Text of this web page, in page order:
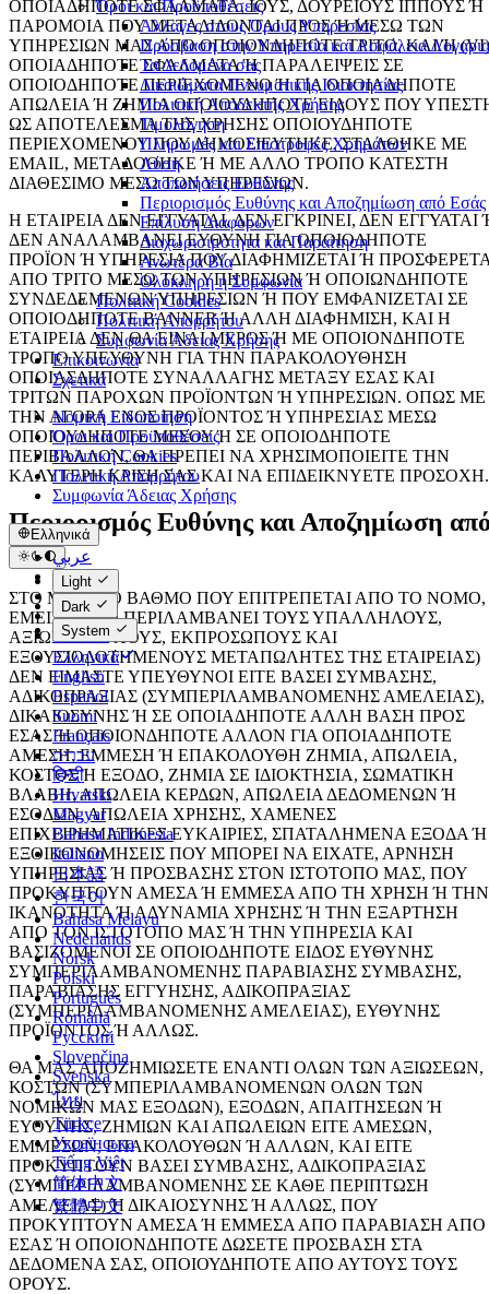
Όροι και Προϋποθέσεις
Αλλαγές στους Όρους Υπηρεσίας
Πρόσβαση στην Υπηρεσία και Ασφάλεια
Τα Δεδομένα σας
Δικαιώματα Πνευματικής Ιδιοκτησίας
Πολιτική Αποδεκτής Χρήσης
Τιμολόγηση
Πληρωμές και Επιστροφές Χρημάτων
Λύση
Αποποιήσεις Ευθύνης
Περιορισμός Ευθύνης και Αποζημίωση από Εσάς
Επίλυση Διαφορών
Διαχωρισιμότητα και Παραίτηση
Ανωτέρα Βία
Ολόκληρη η Συμφωνία
Πολιτική Cookies
Πολιτική Απορρήτου
Συμφωνία Άδειας Χρήσης
Επικοινωνία
Σχετικά
Νομική Ειδοποίηση
Όροι και Προϋποθέσεις
Πολιτική Cookies
Πολιτική Απορρήτου
Συμφωνία Άδειας Χρήσης
Ελληνικά
عربي
Català
Čeština
Dansk
Deutsch
Ελληνικά
English
Español
Suomi
Français
עברית
हिन्दी
Hrvatski
Magyar
Bahasa Indonesia
Italiano
日本語
한국어
Bahasa Melayu
Nederlands
Norsk
Polski
Português
Română
Русский
Slovenčina
Svenska
ไทย
Türkçe
Українська
Tiếng Việt
简体中文
繁體中文
Light
Dark
System
ΟΠΟΙΑΔΗΠΟΤΕ ΣΦΑΛΜΑΤΑ, ΙΟΥΣ, ΔΟΥΡΕΙΟΥΣ ΙΠΠΟΥΣ Ή
ΠΑΡΟΜΟΙΑ ΠΟΥ ΜΕΤΑΔΙΔΟΝΤΑΙ ΠΡΟΣ Ή ΜΕΣΩ ΤΩΝ
ΥΠΗΡΕΣΙΩΝ ΜΑΣ ΑΠΟ ΟΠΟΙΟΝΔΗΠΟΤΕ ΤΡΙΤΟ, ΚΑΙ/Ή (VI)
ΟΠΟΙΑΔΗΠΟΤΕ ΣΦΑΛΜΑΤΑ Ή ΠΑΡΑΛΕΙΨΕΙΣ ΣΕ
ΟΠΟΙΟΔΗΠΟΤΕ ΠΕΡΙΕΧΟΜΕΝΟ Ή ΓΙΑ ΟΠΟΙΑΔΗΠΟΤΕ
ΑΠΩΛΕΙΑ Ή ΖΗΜΙΑ ΟΠΟΙΟΥΔΗΠΟΤΕ ΕΙΔΟΥΣ ΠΟΥ
ΩΣ ΑΠΟΤΕΛΕΣΜΑ ΤΗΣ ΧΡΗΣΗΣ ΟΠΟΙΟΥΔΗΠΟΤΕ
ΠΕΡΙΕΧΟΜΕΝΟΥ ΠΟΥ ΔΗΜΟΣΙΕΥΤΗΚΕ, ΣΤΑΛΘΗΚΕ ΜΕ
EMAIL, ΜΕΤΑΔΟΘΗΚΕ Ή ΜΕ ΑΛΛΟ ΤΡΟΠΟ ΚΑΤΕΣΤΗ
ΔΙΑΘΕΣΙΜΟ ΜΕΣΩ ΤΩΝ ΥΠΗΡΕΣΙΩΝ.
Η ΕΤΑΙΡΕΙΑ ΔΕΝ ΕΓΓΥΑΤΑΙ, ΔΕΝ ΕΓΚΡΙΝΕΙ, ΔΕΝ ΕΓΓΥΑΤΑΙ
ΔΕΝ ΑΝΑΛΑΜΒΑΝΕΙ ΕΥΘΥΝΗ ΓΙΑ ΟΠΟΙΟΔΗΠΟΤΕ
ΠΡΟΪΟΝ Ή ΥΠΗΡΕΣΙΑ ΠΟΥ ΔΙΑΦΗΜΙΖΕΤΑΙ Ή
ΑΠΟ ΤΡΙΤΟ ΜΕΣΩ ΤΩΝ ΥΠΗΡΕΣΙΩΝ Ή ΟΠΟΙΩΝΔΗΠΟΤΕ
ΣΥΝΔΕΔΕΜΕΝΩΝ ΥΠΗΡΕΣΙΩΝ Ή ΠΟΥ ΕΜΦΑΝΙΖΕΤΑΙ ΣΕ
ΟΠΟΙΟΔΗΠΟΤΕ BANNER Ή ΑΛΛΗ ΔΙΑΦΗΜΙΣΗ, ΚΑΙ Η
ΕΤΑΙΡΕΙΑ ΔΕΝ ΘΑ ΕΙΝΑΙ ΜΕΡΟΣ Ή ΜΕ ΟΠΟΙΟΝΔΗΠΟΤΕ
ΤΡΟΠΟ ΥΠΕΥΘΥΝΗ ΓΙΑ ΤΗΝ ΠΑΡΑΚΟΛΟΥΘΗΣΗ
ΟΠΟΙΑΣΔΗΠΟΤΕ ΣΥΝΑΛΛΑΓΗΣ ΜΕΤΑΞΥ ΕΣΑΣ ΚΑΙ
ΤΡΙΤΩΝ ΠΑΡΟΧΩΝ ΠΡΟΪΟΝΤΩΝ Ή ΥΠΗΡΕΣΙΩΝ. ΟΠΩΣ ΜΕ
ΤΗΝ ΑΓΟΡΑ ΕΝΟΣ ΠΡΟΪΟΝΤΟΣ Ή ΥΠΗΡΕΣΙΑΣ ΜΕΣΩ
ΟΠΟΙΟΥΔΗΠΟΤΕ ΜΕΣΟΥ Ή ΣΕ ΟΠΟΙΟΔΗΠΟΤΕ
ΠΕΡΙΒΑΛΛΟΝ, ΘΑ ΠΡΕΠΕΙ ΝΑ ΧΡΗΣΙΜΟΠΟΙΕΙΤΕ ΤΗΝ
ΚΑΛΥΤΕΡΗ ΚΡΙΣΗ ΣΑΣ ΚΑΙ ΝΑ ΕΠΙΔΕΙΚΝΥΕΤΕ ΠΡΟΣΟΧΗ.
Περιορισμός Ευθύνης και Αποζημίωση
Εσάς
ΣΤΟ ΜΕΓΙΣΤΟ ΒΑΘΜΟ ΠΟΥ ΕΠΙΤΡΕΠΕΤΑΙ ΑΠΟ ΤΟ ΝΟΜΟ,
ΕΜΕΙΣ (ΑΥΤΟ ΠΕΡΙΛΑΜΒΑΝΕΙ ΤΟΥΣ ΥΠΑΛΛΗΛΟΥΣ,
ΑΞΙΩΜΑΤΟΥΧΟΥΣ, ΕΚΠΡΟΣΩΠΟΥΣ ΚΑΙ
ΕΞΟΥΣΙΟΔΟΤΗΜΕΝΟΥΣ ΜΕΤΑΠΩΛΗΤΕΣ ΤΗΣ ΕΤΑΙΡΕΙΑΣ)
ΔΕΝ ΕΙΜΑΣΤΕ ΥΠΕΥΘΥΝΟΙ ΕΙΤΕ ΒΑΣΕΙ ΣΥΜΒΑΣΗΣ,
ΑΔΙΚΟΠΡΑΞΙΑΣ (ΣΥΜΠΕΡΙΛΑΜΒΑΝΟΜΕΝΗΣ ΑΜΕΛΕΙΑΣ),
ΔΙΚΑΙΟΣΥΝΗΣ Ή ΣΕ ΟΠΟΙΑΔΗΠΟΤΕ ΑΛΛΗ ΒΑΣΗ ΠΡΟΣ
ΕΣΑΣ Ή ΟΠΟΙΟΝΔΗΠΟΤΕ ΑΛΛΟΝ ΓΙΑ ΟΠΟΙΑΔΗΠΟΤΕ
ΑΜΕΣΗ, ΕΜΜΕΣΗ Ή ΕΠΑΚΟΛΟΥΘΗ ΖΗΜΙΑ, ΑΠΩΛΕΙΑ,
ΚΟΣΤΟΣ Ή ΕΞΟΔΟ, ΖΗΜΙΑ ΣΕ ΙΔΙΟΚΤΗΣΙΑ, ΣΩΜΑΤΙΚΗ
ΒΛΑΒΗ, ΑΠΩΛΕΙΑ ΚΕΡΔΩΝ, ΑΠΩΛΕΙΑ ΔΕΔΟΜΕΝΩΝ Ή
ΕΣΟΔΩΝ, ΑΠΩΛΕΙΑ ΧΡΗΣΗΣ, ΧΑΜΕΝΕΣ
ΕΠΙΧΕΙΡΗΜΑΤΙΚΕΣ ΕΥΚΑΙΡΙΕΣ, ΣΠΑΤΑΛΗΜΕΝΑ ΕΞΟΔΑ Ή
ΕΞΟΙΚΟΝΟΜΗΣΕΙΣ ΠΟΥ ΜΠΟΡΕΙ ΝΑ ΕΙΧΑΤΕ, ΑΡΝΗΣΗ
ΥΠΗΡΕΣΙΑΣ Ή ΠΡΟΣΒΑΣΗΣ ΣΤΟΝ ΙΣΤΟΤΟΠΟ ΜΑΣ, ΠΟΥ
ΠΡΟΚΥΠΤΟΥΝ ΑΜΕΣΑ Ή ΕΜΜΕΣΑ ΑΠΟ ΤΗ ΧΡΗΣΗ Ή ΤΗΝ
ΙΚΑΝΟΤΗΤΑ Ή ΑΔΥΝΑΜΙΑ ΧΡΗΣΗΣ Ή ΤΗΝ ΕΞΑΡΤΗΣΗ
ΑΠΟ ΤΟΝ ΙΣΤΟΤΟΠΟ ΜΑΣ Ή ΤΗΝ ΥΠΗΡΕΣΙΑ ΚΑΙ
ΒΑΣΙΖΟΜΕΝΟΙ ΣΕ ΟΠΟΙΟΔΗΠΟΤΕ ΕΙΔΟΣ ΕΥΘΥΝΗΣ
ΣΥΜΠΕΡΙΛΑΜΒΑΝΟΜΕΝΗΣ ΠΑΡΑΒΙΑΣΗΣ ΣΥΜΒΑΣΗΣ,
ΠΑΡΑΒΙΑΣΗΣ ΕΓΓΥΗΣΗΣ, ΑΔΙΚΟΠΡΑΞΙΑΣ
(ΣΥΜΠΕΡΙΛΑΜΒΑΝΟΜΕΝΗΣ ΑΜΕΛΕΙΑΣ), ΕΥΘΥΝΗΣ
ΠΡΟΪΟΝΤΟΣ Ή ΑΛΛΩΣ.
ΘΑ ΜΑΣ ΑΠΟΖΗΜΙΩΣΕΤΕ ΕΝΑΝΤΙ ΟΛΩΝ ΤΩΝ ΑΞΙΩΣΕΩΝ,
ΚΟΣΤΩΝ (ΣΥΜΠΕΡΙΛΑΜΒΑΝΟΜΕΝΩΝ ΟΛΩΝ ΤΩΝ
ΝΟΜΙΚΩΝ ΜΑΣ ΕΞΟΔΩΝ), ΕΞΟΔΩΝ, ΑΠΑΙΤΗΣΕΩΝ Ή
ΕΥΘΥΝΗΣ, ΖΗΜΙΩΝ ΚΑΙ ΑΠΩΛΕΙΩΝ ΕΙΤΕ ΑΜΕΣΩΝ,
ΕΜΜΕΣΩΝ, ΕΠΑΚΟΛΟΥΘΩΝ Ή ΑΛΛΩΝ, ΚΑΙ ΕΙΤΕ
ΠΡΟΚΥΠΤΟΥΝ ΒΑΣΕΙ ΣΥΜΒΑΣΗΣ, ΑΔΙΚΟΠΡΑΞΙΑΣ
(ΣΥΜΠΕΡΙΛΑΜΒΑΝΟΜΕΝΗΣ ΣΕ ΚΑΘΕ ΠΕΡΙΠΤΩΣΗ
ΑΜΕΛΕΙΑΣ) Ή ΔΙΚΑΙΟΣΥΝΗΣ Ή ΑΛΛΩΣ, ΠΟΥ
ΠΡΟΚΥΠΤΟΥΝ ΑΜΕΣΑ Ή ΕΜΜΕΣΑ ΑΠΟ ΠΑΡΑΒΙΑΣΗ ΑΠΟ
ΕΣΑΣ Ή ΟΠΟΙΟΝΔΗΠΟΤΕ ΔΩΣΕΤΕ ΠΡΟΣΒΑΣΗ ΣΤΑ
ΔΕΔΟΜΕΝΑ ΣΑΣ, ΟΠΟΙΟΥΔΗΠΟΤΕ ΑΠΟ ΑΥΤΟΥΣ ΤΟΥΣ
ΟΡΟΥΣ.